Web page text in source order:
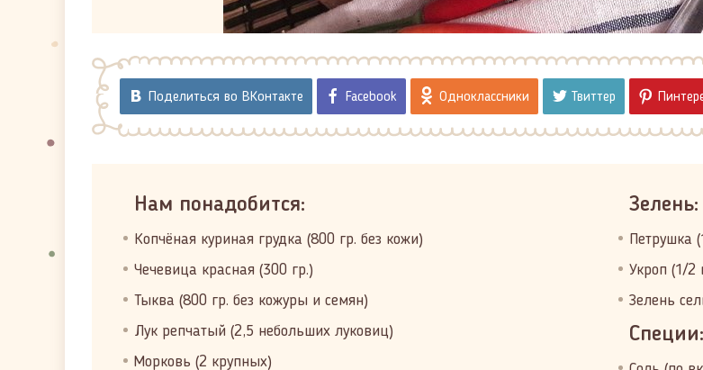
Поделиться во ВКонтакте Facebook Одноклассники Твиттер
Нам понадобится:
Копчёная куриная грудка (800 гр. без кожи)
Чечевица красная (300 гр.)
Тыква (800 гр. без кожуры и семян)
Лук репчатый (2,5 небольших луковиц)
Морковь (2 крупных)
Зелень:
Петрушка
Укроп (1/2
Зелень
Специи: